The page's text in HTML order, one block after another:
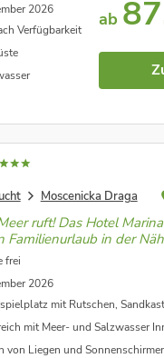
2026
Verfügbarkeit
ab
Moscenicka Draga
ruft! Das Hotel
Familienurlaub in der
frei
2026
mit Rutschen,
mit Meer- und Salzwasser
von Liegen und